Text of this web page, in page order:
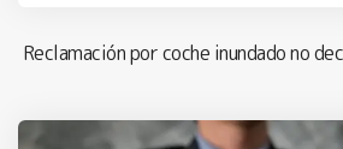
Reclamación por coche inundado no